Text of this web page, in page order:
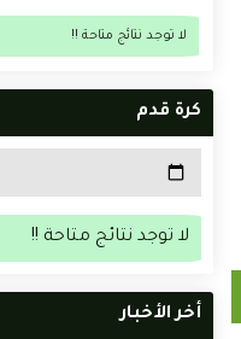
لا توجد نتائج متاحة !!
كرة قدم
لا توجد نتائج متاحة !!
أخر الأخبار